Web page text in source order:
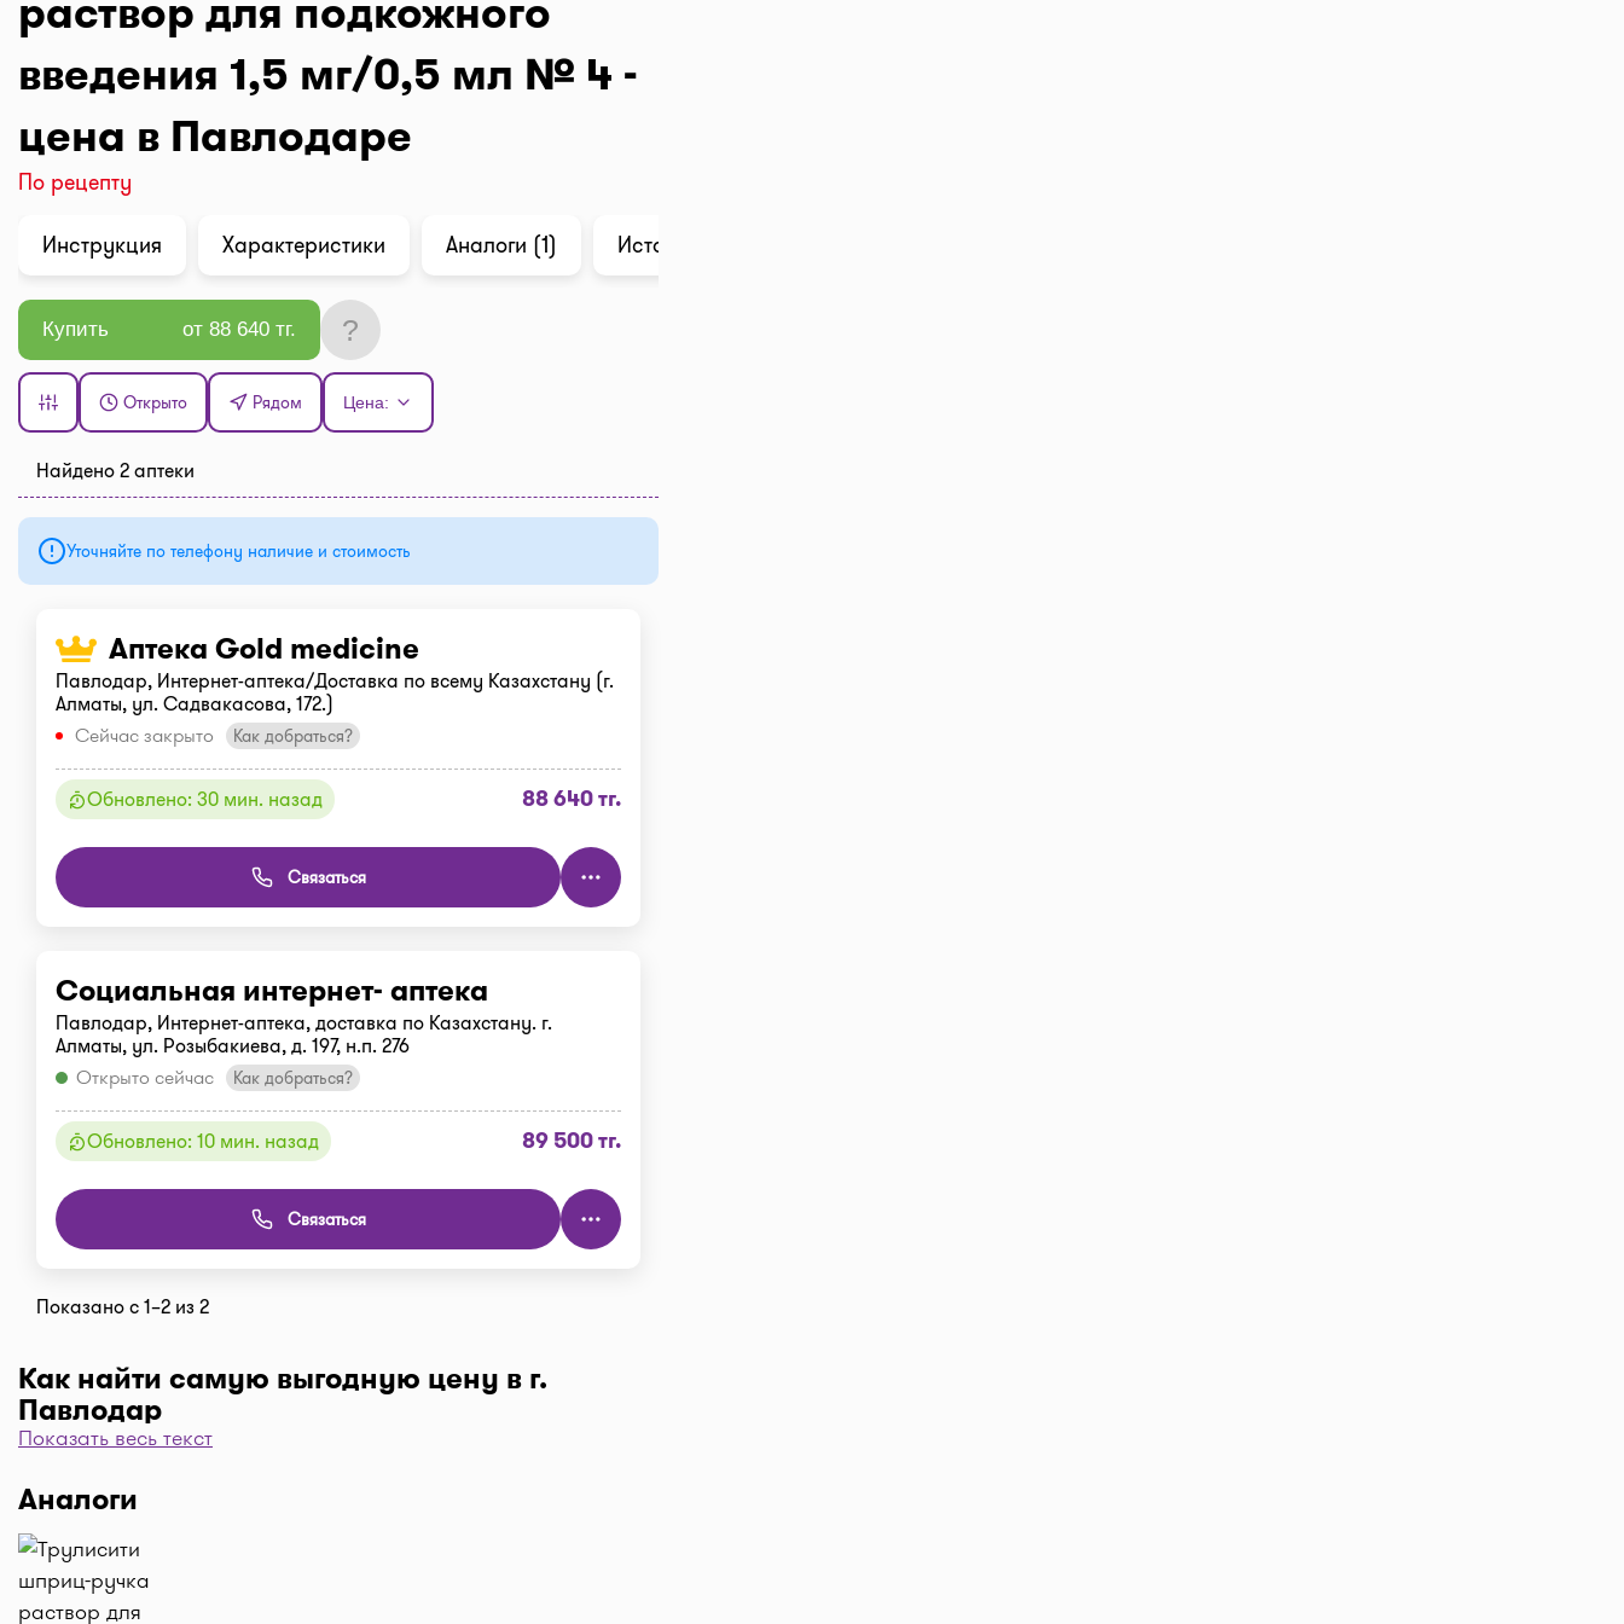
раствор для подкожного
введения 1,5 мг/0,5 мл № 4 -
цена в Павлодаре
По рецепту
Инструкция
Характеристики Аналоги (1) История цены
Купить от 88 640 тг. ?
Открыто Рядом Цена:
Найдено 2 аптеки
Уточняйте по телефону наличие и стоимость
Аптека Gold medicine
Павлодар, Интернет-аптека/Доставка по всему Казахстану (г.
Алматы, ул. Садвакасова, 172.)
Сейчас закрыто
Как добраться?
Обновлено: 30 мин. назад 88 640 тг.
Связаться
Социальная интернет- аптека
Павлодар, Интернет-аптека, доставка по Казахстану. г.
Алматы, ул. Розыбакиева, д. 197, н.п. 276
Открыто сейчас
Как добраться?
Обновлено: 10 мин. назад 89 500 тг.
Связаться
Показано с 1–2 из 2
Как найти самую выгодную цену в г.
Павлодар
Чтобы отфильтровать аптеки по цене, нажмите "Фильтр", далее
"По цене, от 1..." и кнопку "Выбрать". Самая низкая цена в
аптеке перед вами. Экономьте с помощью сервиса I-teka!
Доставка
Нужна быстрая доставка лекарств в г. Павлодар? Добавляйте
нужные препараты по кнопке "Купить", оформляйте заявку в
Показать весь текст
Аналоги